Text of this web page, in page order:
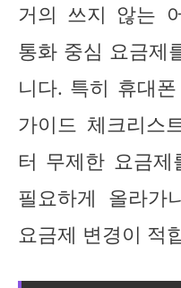
거의 쓰지 않는
통화 중심 요금제
니다. 특히 휴대
가이드 체크리스
터 무제한 요금
필요하게 올라가
요금제 변경이 적